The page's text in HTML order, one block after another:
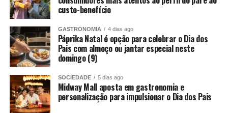
divertir mesmo, tudo em torno de uma atividade
complementa.
Consolidada como o maior evento esportivo do Rio
Grande do Norte e um dos maiores do Brasil, a Meia
Maratona do Sol Sicredi vai além da corrida em si e
ganha cada vez mais espaço no cenário esportivo como a
festa de todos os esportes. “É o momento de cada
custo-benefício
GASTRONOMIA 4 dias ago
Páprika Natal é opção para celebrar o Dia dos
Pais com almoço ou jantar especial neste
domingo (9)
SOCIEDADE 5 dias ago
Midway Mall aposta em gastronomia e
personalização para impulsionar o Dia dos Pais